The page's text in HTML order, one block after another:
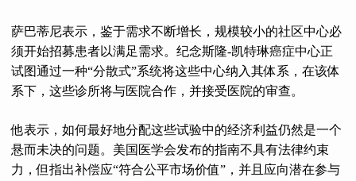
萨巴蒂尼表示，鉴于需求不断增长，规模较小的社区中心必
须开始招募患者以满足需求。纪念斯隆-凯特琳癌症中心正
试图通过一种“分散式”系统将这些中心纳入其体系，在该体
系下，这些诊所将与医院合作，并接受医院的审查。
他表示，如何最好地分配这些试验中的经济利益仍然是一个
悬而未决的问题。美国医学会发布的指南不具有法律约束
力，但指出补偿应“符合公平市场价值”，并且应向潜在参与